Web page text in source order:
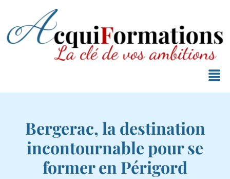
Bergerac, la destination
incontournable pour se
former en Périgord